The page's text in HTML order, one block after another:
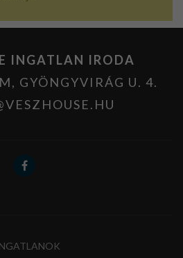
INGATLAN IRODA
GYÖNGYVIRÁG U. 4.